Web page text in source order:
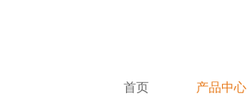
首页 产品中心